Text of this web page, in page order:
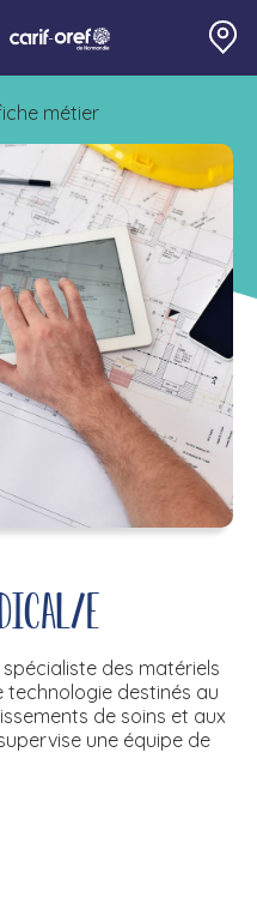
métier
e
des matériels
destinés au
de soins et aux
une équipe de